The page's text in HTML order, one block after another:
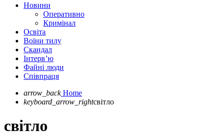
Новини
Оперативно
Кримінал
Освіта
Воїни тилу
Скандал
Інтерв’ю
Файні люди
Співпраця
arrow_back Home
keyboard_arrow_rightсвітло
світло